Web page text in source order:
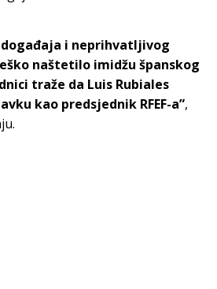
i neprihvatljivog
naštetilo imidžu španskog
traže da Luis Rubiales
kao predsjednik RFEF-a”,